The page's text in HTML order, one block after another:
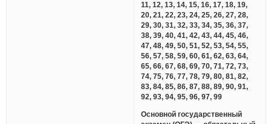
11, 12, 13, 14, 15, 16, 17, 18, 19,
20, 21, 22, 23, 24, 25, 26, 27, 28,
29, 30, 31, 32, 33, 34, 35, 36, 37,
38, 39, 40, 41, 42, 43, 44, 45, 46,
47, 48, 49, 50, 51, 52, 53, 54, 55,
56, 57, 58, 59, 60, 61, 62, 63, 64,
65, 66, 67, 68, 69, 70, 71, 72, 73,
74, 75, 76, 77, 78, 79, 80, 81, 82,
83, 84, 85, 86, 87, 88, 89, 90, 91,
92, 93, 94, 95, 96, 97, 99
Основной государственный